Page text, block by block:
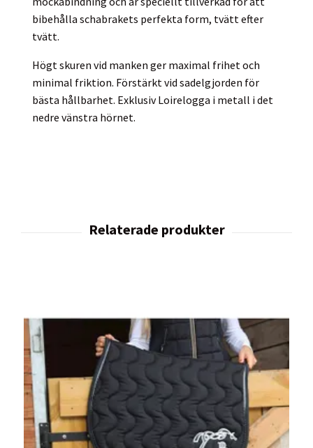
bibehålla schabrakets perfekta form, tvätt efter
tvätt.
Högt skuren vid manken ger maximal frihet och
minimal friktion. Förstärkt vid sadelgjorden för
bästa hållbarhet. Exklusiv Loirelogga i metall i det
nedre vänstra hörnet.